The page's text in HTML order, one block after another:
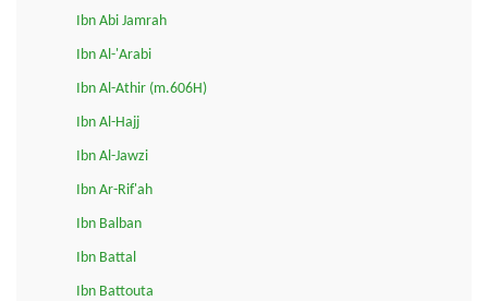
Ibn Abi Jamrah
Ibn Al-'Arabi
Ibn Al-Athir (m.606H)
Ibn Al-Hajj
Ibn Al-Jawzi
Ibn Ar-Rif'ah
Ibn Balban
Ibn Battal
Ibn Battouta